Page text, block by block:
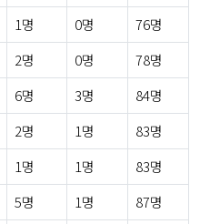
1명 0명
76명
2명 0명
78명
6명 3명
84명
2명 1명
83명
1명 1명
83명
5명 1명 87명